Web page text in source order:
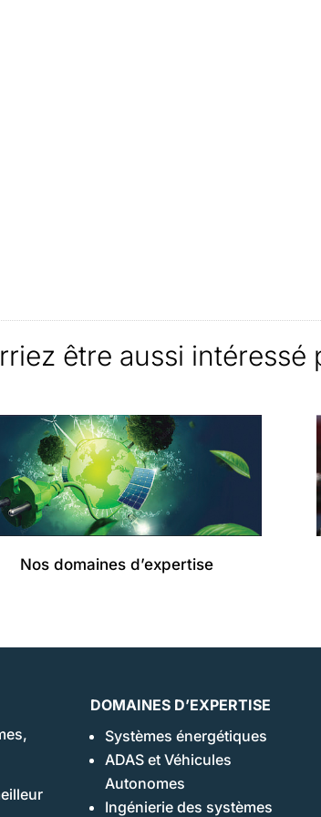
être aussi intéressé
Nos domaines d’expertise
DOMAINES D’EXPERTISE
Systèmes énergétiques
ADAS et Véhicules
Autonomes
Ingénierie des systèmes